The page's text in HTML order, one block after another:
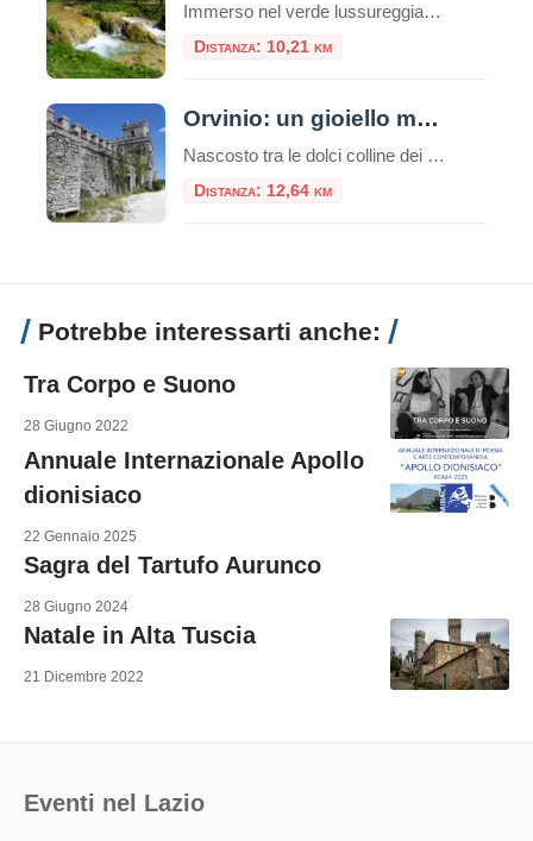
Immerso nel verde lussureggiante del Parco Naturale Regionale dei Monti Lucretili, a circa 40 chilometri da Roma, sorge un luogo dove il tempo sembra essersi fermato e dove la natura non si limita a essere guardata, ma chiede di essere vissuta con ogni fibra del proprio essere. È il Giardino dei Cinque Sensi di Licenza, […]
Distanza: 10,21 km
Orvinio: un gioiello medievale tra i monti Lucretili
Nascosto tra le dolci colline dei Monti Lucretili, Orvinio è un piccolo borgo medievale che incanta con il suo fascino antico e la sua atmosfera senza tempo. Situato nella provincia di Rieti, a circa 840 metri di altitudine, questo pittoresco paesino è annoverato tra i “Borghi più belli d’Italia”, un riconoscimento meritato grazie alle sue […]
Distanza: 12,64 km
Potrebbe interessarti anche:
Tra Corpo e Suono
28 Giugno 2022
Annuale Internazionale Apollo
dionisiaco
22 Gennaio 2025
Sagra del Tartufo Aurunco
28 Giugno 2024
Natale in Alta Tuscia
21 Dicembre 2022
Eventi nel Lazio